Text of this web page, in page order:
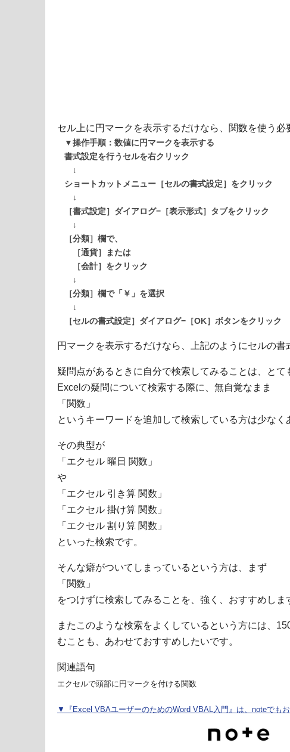
セル上に円マークを表示するだけなら、関数を使う必
▼操作手順：数値に円マークを表示する
書式設定を行うセルを右クリック
↓
ショートカットメニュー［セルの書式設定］をクリック
↓
［書式設定］ダイアログ−［表示形式］タブをクリック
↓
［分類］欄で、
［通貨］または
［会計］をクリック
↓
［分類］欄で「￥」を選択
↓
［セルの書式設定］ダイアログ−［OK］ボタンをクリック
円マークを表示するだけなら、上記のようにセルの書
疑問点があるときに自分で検索してみることは、とて
Excelの疑問について検索する際に、無自覚なまま
「関数」
というキーワードを追加して検索している方は少なく
その典型が
「エクセル 曜日 関数」
や
「エクセル 引き算 関数」
「エクセル 掛け算 関数」
「エクセル 割り算 関数」
といった検索です。
そんな癖がついてしまっているという方は、まず
「関数」
をつけずに検索してみることを、強く、おすすめしま
またこのような検索をよくしているという方には、
むことも、あわせておすすめしたいです。
関連語句
エクセルで頭部に円マークを付ける関数
▼『Excel VBAユーザーのためのWord VBAL入門』は、noteでも